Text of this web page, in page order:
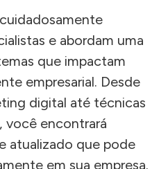
e abordam uma
que impactam
empresarial. Desde
digital até técnicas
você encontrará
atualizado que pode
em sua empresa.